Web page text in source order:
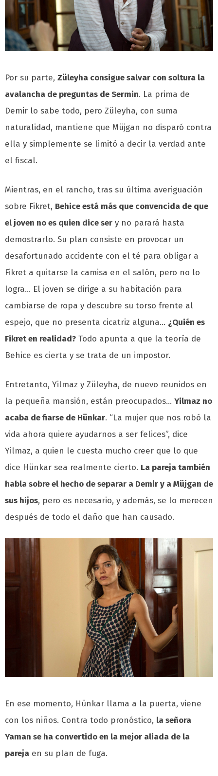
Por su parte, Züleyha consigue salvar con soltura la
avalancha de preguntas de Sermin. La prima de
Demir lo sabe todo, pero Züleyha, con suma
naturalidad, mantiene que Müjgan no disparó contra
ella y simplemente se limitó a decir la verdad ante
el fiscal.
Mientras, en el rancho, tras su última averiguación
sobre Fikret, Behice está más que convencida de que
el joven no es quien dice ser y no parará hasta
demostrarlo. Su plan consiste en provocar un
desafortunado accidente con el té para obligar a
Fikret a quitarse la camisa en el salón, pero no lo
logra… El joven se dirige a su habitación para
cambiarse de ropa y descubre su torso frente al
espejo, que no presenta cicatriz alguna… ¿Quién es
Fikret en realidad? Todo apunta a que la teoría de
Behice es cierta y se trata de un impostor.
Entretanto, Yilmaz y Züleyha, de nuevo reunidos en
la pequeña mansión, están preocupados… Yilmaz no
acaba de fiarse de Hünkar. “La mujer que nos robó la
vida ahora quiere ayudarnos a ser felices”, dice
Yilmaz, a quien le cuesta mucho creer que lo que
dice Hünkar sea realmente cierto. La pareja también
habla sobre el hecho de separar a Demir y a Müjgan de
sus hijos, pero es necesario, y además, se lo merecen
después de todo el daño que han causado.
En ese momento, Hünkar llama a la puerta, viene
con los niños. Contra todo pronóstico, la señora
Yaman se ha convertido en la mejor aliada de la
pareja en su plan de fuga.